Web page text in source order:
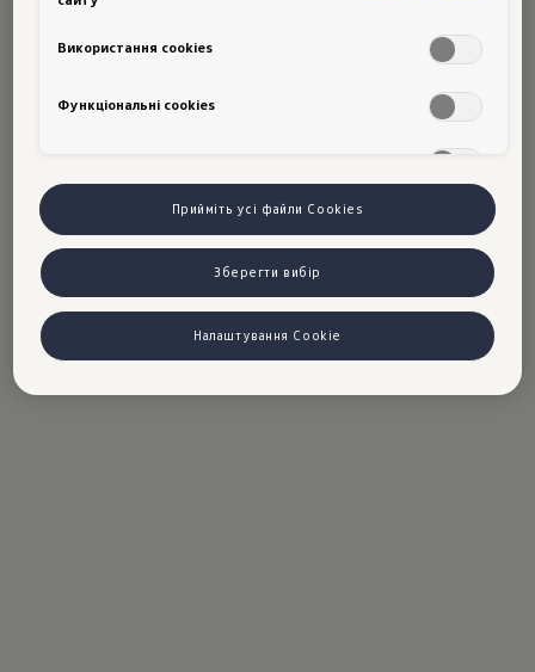
нового Passat м'яко підсвічувався одним
кольорів. Кілька світлових смуг і
освітлених елементів декору створять Вашу
особисту "світлосферу".
Використання cookies
Функціональні cookies
Прийміть усі файли Cookies
Зберегти вибір
Налаштування Cookie